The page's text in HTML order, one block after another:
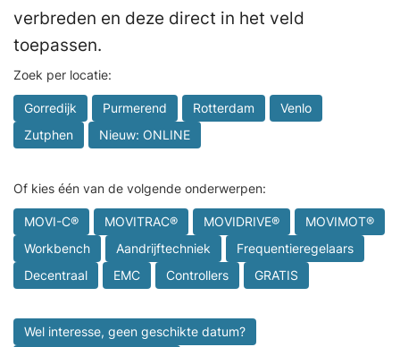
verbreden en deze direct in het veld
toepassen.
Zoek per locatie:
Gorredijk Purmerend Rotterdam
Venlo
Zutphen
Nieuw: ONLINE
Of kies één van de volgende onderwerpen:
MOVI-C® MOVITRAC® MOVIDRIVE®
MOVIMOT®
Workbench
Aandrijftechniek
Frequentieregelaars
Decentraal
EMC Controllers GRATIS
Wel interesse, geen geschikte datum?